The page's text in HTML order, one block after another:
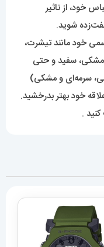
خود، از تاثیر
شوید.
خود مانند تیشرت،
سفید و حتی
سرمه‌ای و مشکی)
خود بهتر بدرخشید.
کنید .